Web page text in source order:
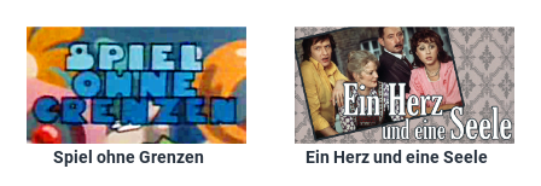
Spiel ohne Grenzen Ein Herz und eine Seele